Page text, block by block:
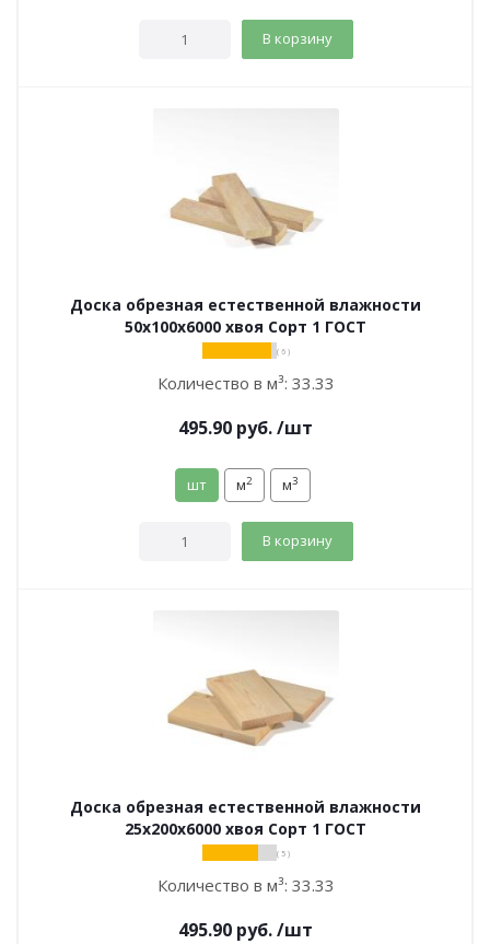
В корзину
Доска обрезная естественной влажности
50х100х6000 хвоя Сорт 1 ГОСТ
( 6 )
Количество в м³: 33.33
495.90 руб./шт
шт м2 м3
В корзину
Доска обрезная естественной влажности
25х200х6000 хвоя Сорт 1 ГОСТ
( 5 )
Количество в м³: 33.33
495.90 руб./шт